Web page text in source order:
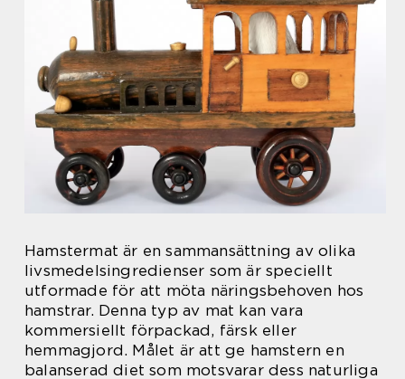
Hamstermat är en sammansättning av olika
livsmedelsingredienser som är speciellt
utformade för att möta näringsbehoven hos
hamstrar. Denna typ av mat kan vara
kommersiellt förpackad, färsk eller
hemmagjord. Målet är att ge hamstern en
balanserad diet som motsvarar dess naturliga